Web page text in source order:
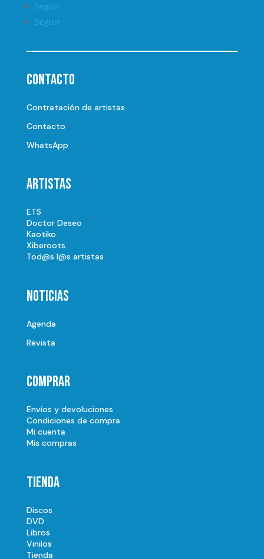
Seguir
Seguir
Contacto
Contratación de artistas
Contacto
WhatsApp
Artistas
ETS
Doctor Deseo
Kaotiko
Xiberoots
Tod@s l@s artistas
Noticias
Agenda
Revista
Comprar
Envíos y devoluciones
Condiciones de compra
Mi cuenta
Mis compras
Tienda
Discos
DVD
Libros
Vinilos
Tienda